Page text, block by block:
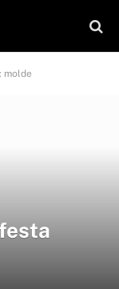
molde